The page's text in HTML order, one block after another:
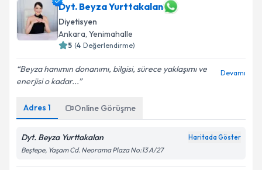
Dyt. Beyza Yurttakalan
Diyetisyen
Ankara, Yenimahalle
5 (4 Değerlendirme)
Beyza hanımın donanımı, bilgisi, sürece yaklaşımı ve
enerjisi o kadar...
Devamı
Adres 1 Online Görüşme
Dyt. Beyza Yurttakalan Haritada Göster
Beştepe, Yaşam Cd. Neorama Plaza No:13 A/27